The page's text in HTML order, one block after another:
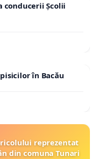
conducerii Școlii
în Bacău
reprezentat
din comuna Tunari